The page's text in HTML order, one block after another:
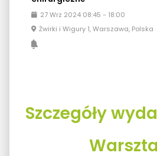
27 Wrz 2024 08:45 - 18:00
Żwirki i Wigury 1, Warszawa, Polska
Szczegóły